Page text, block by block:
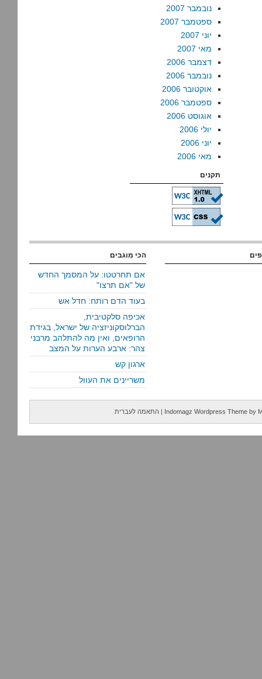
נובמבר 2007
ספטמבר 2007
יוני 2007
מאי 2007
דצמבר 2006
נובמבר 2006
אוקטובר 2006
ספטמבר 2006
אוגוסט 2006
יולי 2006
יוני 2006
מאי 2006
תקנים
הכי מוגבים
אם תחרטטו: על המסמך החדש
של "אם תרצו"
בעוד הדם רותח: חדל אש
אכיפה סלקטיבית,
הברלוסקוניזציה של ישראל, בגידת
הרופאים, ואין מה להתלהב מרבני
צהר: ארבע הערות על המצב
ארגון קש
משריינים את העוול
Indomagz Wordpress Theme by
| התאמה לעברית